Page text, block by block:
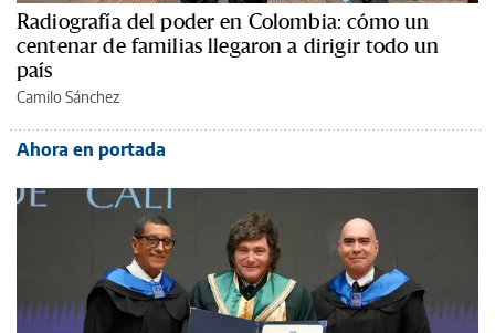
Radiografía del poder en Colombia: cómo un
centenar de familias llegaron a dirigir todo un
país
Camilo Sánchez
Ahora en portada